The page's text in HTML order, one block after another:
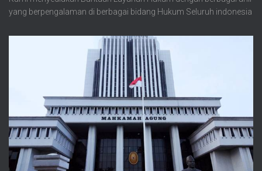
yang berpengalaman di berbagai bidang Hukum Seluruh indonesia